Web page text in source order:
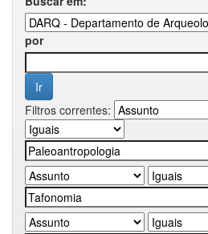
por
Filtros correntes: